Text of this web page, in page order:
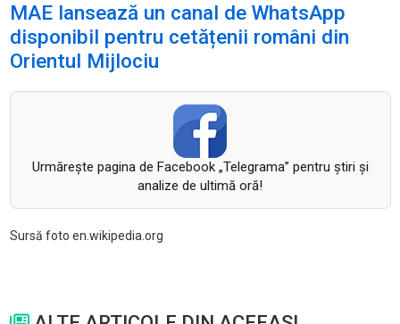
MAE lansează un canal de WhatsApp
disponibil pentru cetățenii români din
Orientul Mijlociu
Urmăreşte pagina de Facebook „Telegrama” pentru ştiri şi
analize de ultimă oră!
Sursă foto en.wikipedia.org